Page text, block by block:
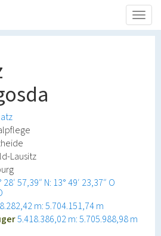
Lausitz
28′ 57,39″ N: 13° 49′ 23,37″ O
m: 5.704.151,74 m
5.418.386,02 m: 5.705.988,98 m